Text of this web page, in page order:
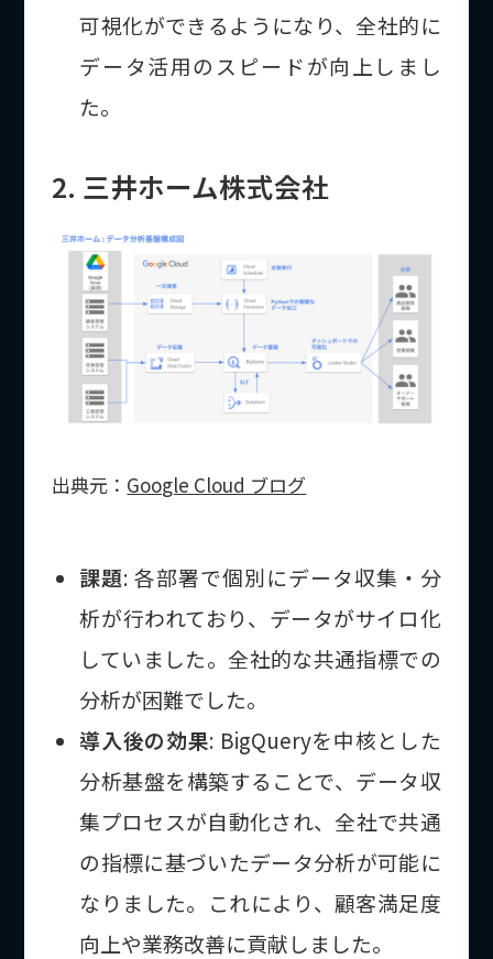
可視化ができるようになり、全社的に
データ活用のスピードが向上しまし
た。
2. 三井ホーム株式会社
出典元： Google Cloud ブログ
課題: 各部署で個別にデータ収集・分
析が行われており、データがサイロ化
していました。全社的な共通指標での
分析が困難でした。
導入後の効果: BigQueryを中核とした
分析基盤を構築することで、データ収
集プロセスが自動化され、全社で共通
の指標に基づいたデータ分析が可能に
なりました。これにより、顧客満足度
向上や業務改善に貢献しました。